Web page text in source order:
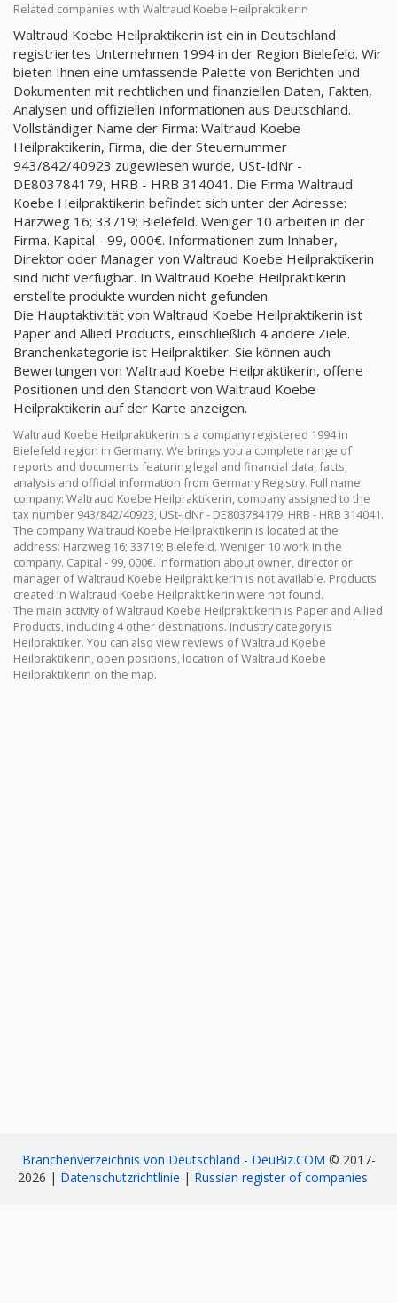
Related companies with Waltraud Koebe Heilpraktikerin
Waltraud Koebe Heilpraktikerin ist ein in Deutschland
registriertes Unternehmen 1994 in der Region Bielefeld. Wir
bieten Ihnen eine umfassende Palette von Berichten und
Dokumenten mit rechtlichen und finanziellen Daten, Fakten,
Analysen und offiziellen Informationen aus Deutschland.
Vollständiger Name der Firma: Waltraud Koebe
Heilpraktikerin, Firma, die der Steuernummer
943/842/40923 zugewiesen wurde, USt-IdNr -
DE803784179, HRB - HRB 314041. Die Firma Waltraud
Koebe Heilpraktikerin befindet sich unter der Adresse:
Harzweg 16; 33719; Bielefeld. Weniger 10 arbeiten in der
Firma. Kapital - 99, 000€. Informationen zum Inhaber,
Direktor oder Manager von Waltraud Koebe Heilpraktikerin
sind nicht verfügbar. In Waltraud Koebe Heilpraktikerin
erstellte produkte wurden nicht gefunden.
Die Hauptaktivität von Waltraud Koebe Heilpraktikerin ist
Paper and Allied Products, einschließlich 4 andere Ziele.
Branchenkategorie ist Heilpraktiker. Sie können auch
Bewertungen von Waltraud Koebe Heilpraktikerin, offene
Positionen und den Standort von Waltraud Koebe
Heilpraktikerin auf der Karte anzeigen.
Waltraud Koebe Heilpraktikerin is a company registered 1994 in
Bielefeld region in Germany. We brings you a complete range of
reports and documents featuring legal and financial data, facts,
analysis and official information from Germany Registry. Full name
company: Waltraud Koebe Heilpraktikerin, company assigned to the
tax number 943/842/40923, USt-IdNr - DE803784179, HRB - HRB 314041.
The company Waltraud Koebe Heilpraktikerin is located at the
address: Harzweg 16; 33719; Bielefeld. Weniger 10 work in the
company. Capital - 99, 000€. Information about owner, director or
manager of Waltraud Koebe Heilpraktikerin is not available. Products
created in Waltraud Koebe Heilpraktikerin were not found.
The main activity of Waltraud Koebe Heilpraktikerin is Paper and Allied
Products, including 4 other destinations. Industry category is
Heilpraktiker. You can also view reviews of Waltraud Koebe
Heilpraktikerin, open positions, location of Waltraud Koebe
Heilpraktikerin on the map.
Branchenverzeichnis von Deutschland - DeuBiz.COM © 2017-
2026 | Datenschutzrichtlinie | Russian register of companies